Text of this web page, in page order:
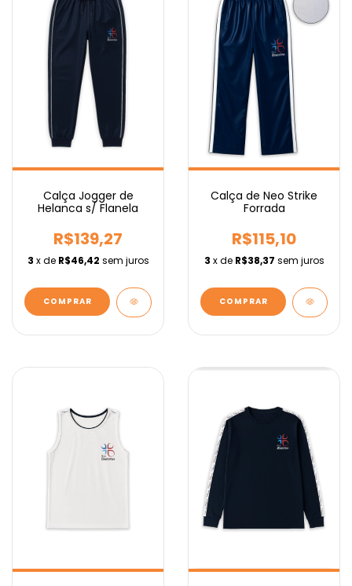
Calça Jogger de
Helanca s/ Flanela
R$139,27
3 x de R$46,42 sem juros
COMPRAR
Calça de Neo Strike
Forrada
R$115,10
3 x de R$38,37 sem juros
COMPRAR